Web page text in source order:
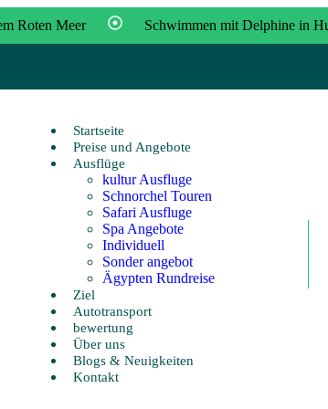
Roten Meer Schwimmen mit Delphine in
und Badeurlaub in Hurghada
Startseite
Preise und Angebote
Ausflüge
kultur Ausfluge
Schnorchel Touren
Safari Ausfluge
Spa Angebote
Individuell
Sonder angebot
Ägypten Rundreise
Ziel
Autotransport
bewertung
Über uns
Blogs & Neuigkeiten
Kontakt